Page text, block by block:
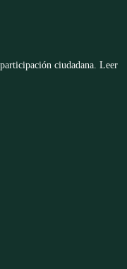
ciudadana. Leer